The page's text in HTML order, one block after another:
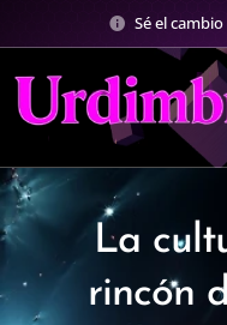
Sé el
✨ La
rincón